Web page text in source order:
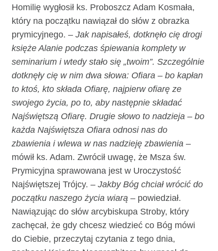
Homilię wygłosił ks. Proboszcz Adam Kosmała,
który na początku nawiązał do słów z obrazka
prymicyjnego. – Jak napisałeś, dotknęło cię drogi
księże Alanie podczas śpiewania komplety w
seminarium i wtedy stało się „twoim”. Szczególnie
dotknęły cię w nim dwa słowa: Ofiara – bo kapłan
to ktoś, kto składa Ofiarę, najpierw ofiarę ze
swojego życia, po to, aby następnie składać
Najświętszą Ofiarę. Drugie słowo to nadzieja – bo
każda Najświętsza Ofiara odnosi nas do
zbawienia i wlewa w nas nadzieję zbawienia –
mówił ks. Adam. Zwrócił uwagę, że Msza św.
Prymicyjna sprawowana jest w Uroczystość
Najświętszej Trójcy. – Jakby Bóg chciał wrócić do
początku naszego życia wiarą – powiedział.
Nawiązując do słów arcybiskupa Stroby, który
zachęcał, że gdy chcesz wiedzieć co Bóg mówi
do Ciebie, przeczytaj czytania z tego dnia,